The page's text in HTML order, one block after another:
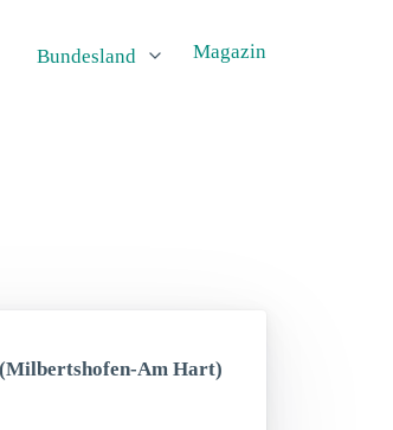
Bundesland Magazin
(Milbertshofen-Am Hart)